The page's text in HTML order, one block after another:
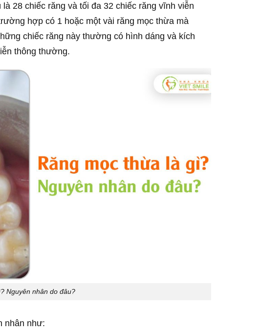
28 chiếc răng và tối đa 32 chiếc răng vĩnh viễn
hợp có 1 hoặc một vài răng mọc thừa mà
chiếc răng này thường có hình dáng và kích
thông thường.
Nguyên nhân do đâu?
nhân như: